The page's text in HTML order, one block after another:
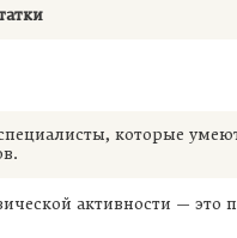
которые
активности — это